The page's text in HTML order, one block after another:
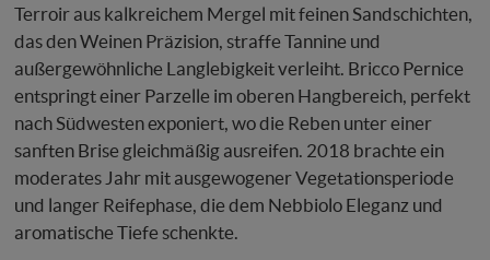
Terroir aus kalkreichem Mergel mit feinen Sandschichten,
das den Weinen Präzision, straffe Tannine und
außergewöhnliche Langlebigkeit verleiht. Bricco Pernice
entspringt einer Parzelle im oberen Hangbereich, perfekt
nach Südwesten exponiert, wo die Reben unter einer
sanften Brise gleichmäßig ausreifen. 2018 brachte ein
moderates Jahr mit ausgewogener Vegetationsperiode
und langer Reifephase, die dem Nebbiolo Eleganz und
aromatische Tiefe schenkte.